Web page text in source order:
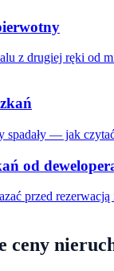
z drugiej ręki od
spadały — jak
od
przed
ceny